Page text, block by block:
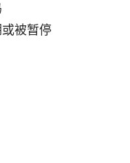
被暂停